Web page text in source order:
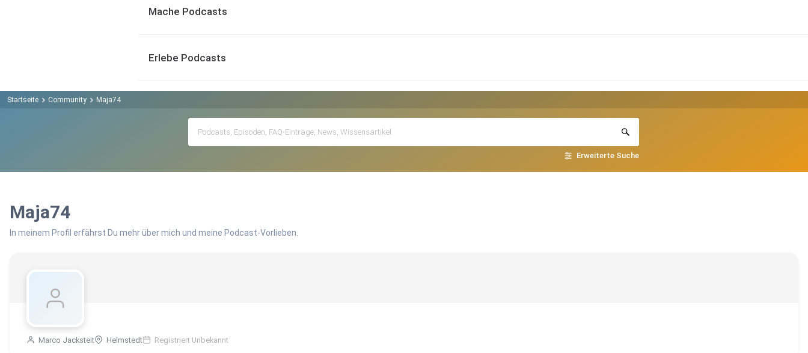
Mache Podcasts
Erlebe Podcasts
Startseite Community Maja74
Erweiterte Suche
Maja74
In meinem Profil erfährst Du mehr über mich und meine Podcast-Vorlieben.
Marco Jacksteit Helmstedt Registriert Unbekannt